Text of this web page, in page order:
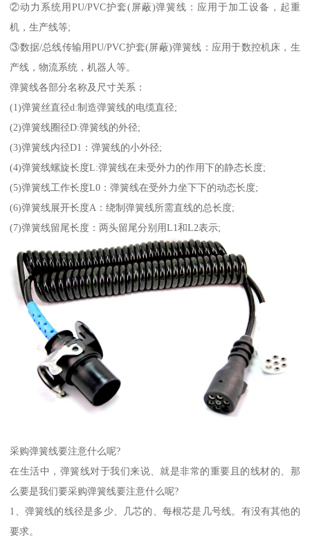
②动力系统用PU/PVC护套(屏蔽)弹簧线：应用于加工设备，起重
机，生产线等;
③数据/总线传输用PU/PVC护套(屏蔽)弹簧线：应用于数控机床，生
产线，物流系统，机器人等。
弹簧线各部分名称及尺寸关系：
(1)弹簧丝直径d:制造弹簧线的电缆直径;
(2)弹簧线圈径D:弹簧线的外径;
(3)弹簧线内径D1：弹簧线的小外径;
(4)弹簧线螺旋长度L:弹簧线在未受外力的作用下的静态长度;
(5)弹簧线工作长度L0：弹簧线在受外力坐下下的动态长度;
(6)弹簧线展开长度A：绕制弹簧线所需直线的总长度;
(7)弹簧线留尾长度：两头留尾分别用L1和L2表示;
采购弹簧线要注意什么呢?
在生活中，弹簧线对于我们来说、就是非常的重要且的线材的、那
么要是我们要采购弹簧线要注意什么呢?
1、弹簧线的线径是多少、几芯的、每根芯是几号线。有没有其他的
要求。